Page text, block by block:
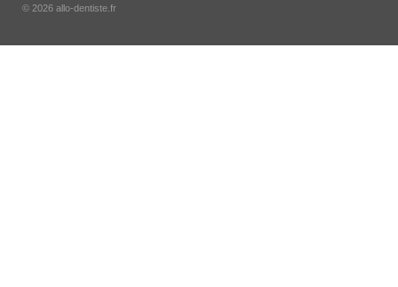
© 2026 allo-dentiste.fr